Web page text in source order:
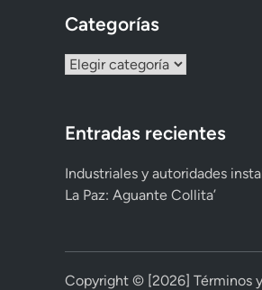
Categorías
Categorías
Entradas recientes
Industriales y autoridades
La Paz: Aguante Collita’
Copyright © [2026] Términos